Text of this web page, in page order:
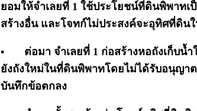
ยอมให้จำเลยที่ 1 ใช้ประโยชน์ที่ดินพิพาทเ
สร้างอื่น และโจทก์ไม่ประสงค์จะอุทิศที่ดิน
•
ต่อมา จำเลยที่ 1 ก่อสร้างหอถังเก็บน้
ยังถังใหม่ในที่ดินพิพาทโดยไม่ได้รับอนุญา
บันทึกข้อตกลง